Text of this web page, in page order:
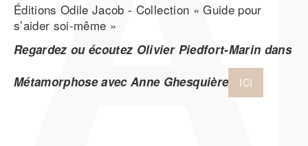
Éditions Odile Jacob - Collection « Guide pour
s’aider soi-même »
Regardez ou écoutez Olivier Piedfort-Marin dans
Métamorphose avec Anne Ghesquière
ICI